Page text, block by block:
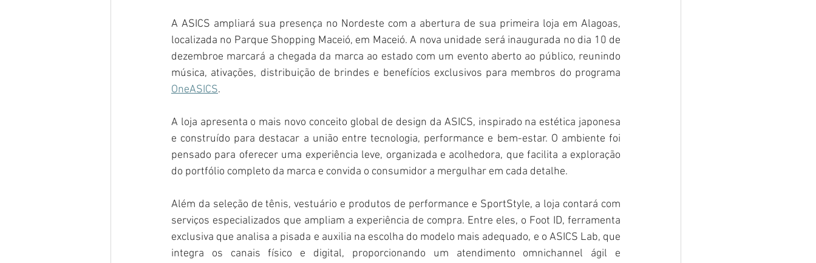
A ASICS ampliará sua presença no Nordeste com a abertura de sua primeira loja em Alagoas,
localizada no Parque Shopping Maceió, em Maceió. A nova unidade será inaugurada no dia 10 de
dezembroe marcará a chegada da marca ao estado com um evento aberto ao público, reunindo
OneASICS.
A loja apresenta o mais novo conceito global de design da ASICS, inspirado na estética japonesa
e construído para destacar a união entre tecnologia, performance e bem-estar. O ambiente foi
pensado para oferecer uma experiência leve, organizada e acolhedora, que facilita a exploração
do portfólio completo da marca e convida o consumidor a mergulhar em cada detalhe.
Além da seleção de tênis, vestuário e produtos de performance e SportStyle, a loja contará com
serviços especializados que ampliam a experiência de compra. Entre eles, o Foot ID, ferramenta
exclusiva que analisa a pisada e auxilia na escolha do modelo mais adequado, e o ASICS Lab, que
integra os canais físico e digital, proporcionando um atendimento omnichannel ágil e